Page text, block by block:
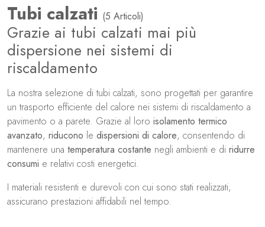
Tubi calzati (5 Articoli)
Grazie ai tubi calzati mai più
dispersione nei sistemi di
riscaldamento
La nostra selezione di tubi calzati, sono progettati per garantire
un trasporto efficiente del calore nei sistemi di riscaldamento a
pavimento o a parete. Grazie al loro isolamento termico
avanzato, riducono le dispersioni di calore, consentendo di
mantenere una temperatura costante negli ambienti e di ridurre
consumi e relativi costi energetici.
I materiali resistenti e durevoli con cui sono stati realizzati,
assicurano prestazioni affidabili nel tempo.